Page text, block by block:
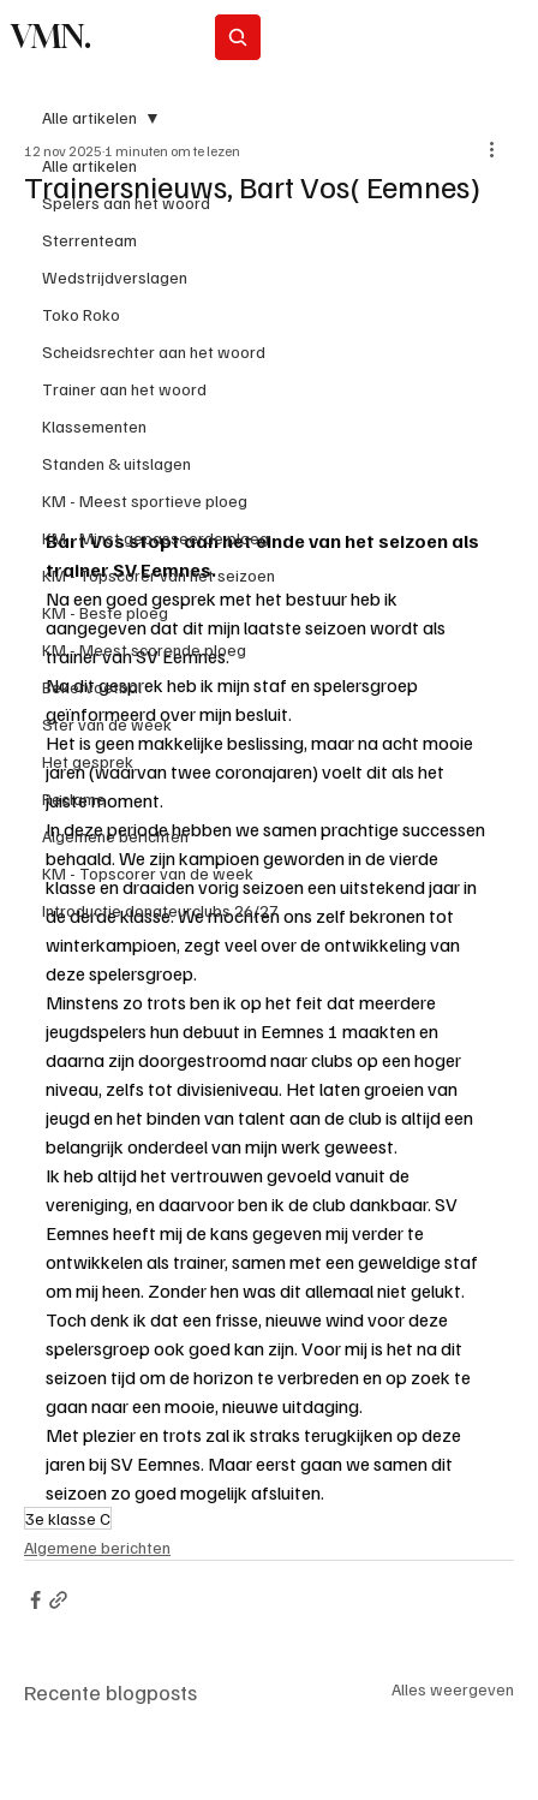
VMN.
Alle artikelen
Spelers aan het woord
Sterrenteam
Wedstrijdverslagen
Toko Roko
Scheidsrechter aan het woord
Trainer aan het woord
Klassementen
Standen & uitslagen
KM - Meest sportieve ploeg
KM - Minst gepasseerde ploeg
KM - Topscorer van het seizoen
KM - Beste ploeg
KM - Meest scorende ploeg
Bekervoetbal
Ster van de week
Het gesprek
Reclame
Algemene berichten
KM - Topscorer van de week
Introductie donateurclubs 26/27
Alle artikelen
Trainersnieuws, Bart Vos( Eemnes)
12 nov 2025 1 minuten om te lezen
Bart Vos stopt aan het einde van het seizoen als
trainer SV Eemnes.
Na een goed gesprek met het bestuur heb ik
aangegeven dat dit mijn laatste seizoen wordt als
trainer van SV Eemnes.
Na dit gesprek heb ik mijn staf en spelersgroep
geïnformeerd over mijn besluit.
Het is geen makkelijke beslissing, maar na acht mooie
jaren (waarvan twee coronajaren) voelt dit als het
juiste moment.
In deze periode hebben we samen prachtige successen
behaald. We zijn kampioen geworden in de vierde
klasse en draaiden vorig seizoen een uitstekend jaar in
de derde klasse. We mochten ons zelf bekronen tot
winterkampioen, zegt veel over de ontwikkeling van
deze spelersgroep.
Minstens zo trots ben ik op het feit dat meerdere
jeugdspelers hun debuut in Eemnes 1 maakten en
daarna zijn doorgestroomd naar clubs op een hoger
niveau, zelfs tot divisieniveau. Het laten groeien van
jeugd en het binden van talent aan de club is altijd een
belangrijk onderdeel van mijn werk geweest.
Ik heb altijd het vertrouwen gevoeld vanuit de
vereniging, en daarvoor ben ik de club dankbaar. SV
Eemnes heeft mij de kans gegeven mij verder te
ontwikkelen als trainer, samen met een geweldige staf
om mij heen. Zonder hen was dit allemaal niet gelukt.
Toch denk ik dat een frisse, nieuwe wind voor deze
spelersgroep ook goed kan zijn. Voor mij is het na dit
seizoen tijd om de horizon te verbreden en op zoek te
gaan naar een mooie, nieuwe uitdaging.
Met plezier en trots zal ik straks terugkijken op deze
jaren bij SV Eemnes. Maar eerst gaan we samen dit
seizoen zo goed mogelijk afsluiten.
3e klasse C
Algemene berichten
Recente blogposts Alles weergeven